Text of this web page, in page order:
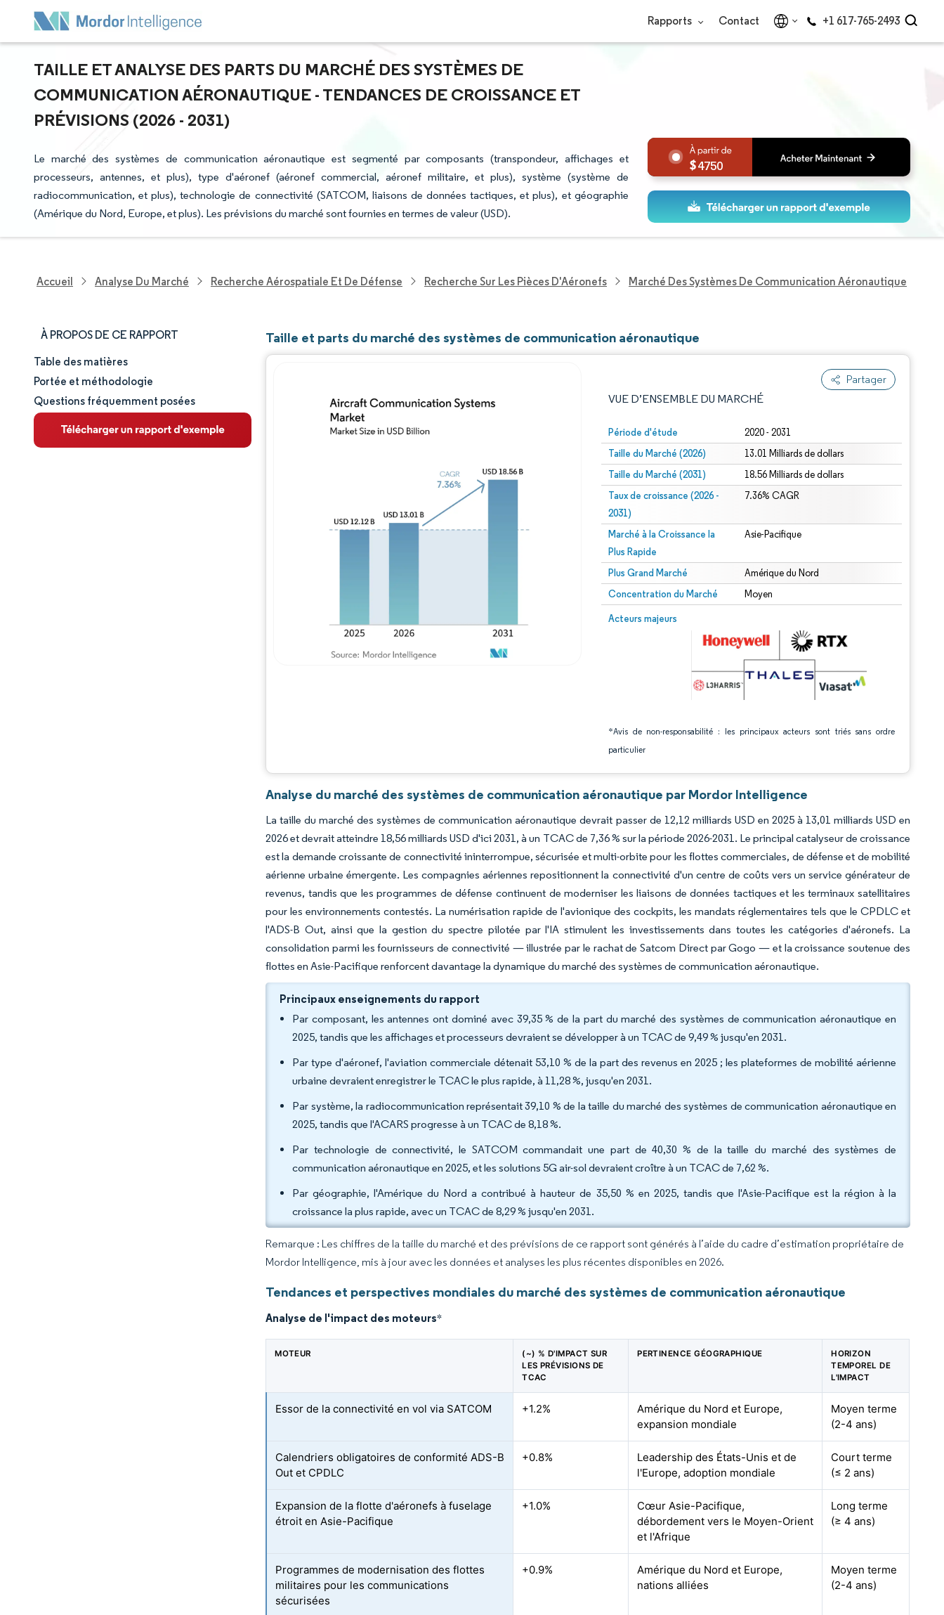
Rapports Contact +1 617-765-2493
TAILLE ET ANALYSE DES PARTS DU MARCHÉ DES SYSTÈMES DE
COMMUNICATION AÉRONAUTIQUE - TENDANCES DE CROISSANCE ET
PRÉVISIONS (2026 - 2031)
Le marché des systèmes de communication aéronautique est segmenté par composants (transpondeur, affichages et
processeurs, antennes, et plus), type d'aéronef (aéronef commercial, aéronef militaire, et plus), système (système de
radiocommunication, et plus), technologie de connectivité (SATCOM, liaisons de données tactiques, et plus), et géographie
(Amérique du Nord, Europe, et plus). Les prévisions du marché sont fournies en termes de valeur (USD).
4750
Accueil Analyse Du Marché Recherche Aérospatiale Et De Défense Recherche Sur Les Pièces D'Aéronefs Marché Des Systèmes De Communication Aéronautique
À PROPOS DE CE RAPPORT
Taille et part de marché
Analyse du marché
Tendances et perspectives
Table des matières
Portée et méthodologie
Questions fréquemment posées
Taille et parts du marché des systèmes de communication aéronautique
Partager
VUE D’ENSEMBLE DU MARCHÉ
Période d'étude 2020 - 2031
Taille du Marché (2026) 13.01 Milliards de dollars
Taille du Marché (2031) 18.56 Milliards de dollars
Taux de croissance (2026 -
2031)
7.36% CAGR
Marché à la Croissance la
Plus Rapide
Asie-Pacifique
Plus Grand Marché Amérique du Nord
Concentration du Marché Moyen
Acteurs majeurs
*Avis de non-responsabilité : les principaux acteurs sont triés sans ordre
particulier
Image © Mordor Intelligence. La réutilisation nécessite une attribution sous CC BY 4.0.
Image © Mordor Intelligence. La réutilisation nécessite une attribution sous CC BY 4.0.
Analyse du marché des systèmes de communication aéronautique par Mordor Intelligence
La taille du marché des systèmes de communication aéronautique devrait passer de 12,12 milliards USD en 2025 à 13,01 milliards USD en
2026 et devrait atteindre 18,56 milliards USD d'ici 2031, à un TCAC de 7,36 % sur la période 2026-2031. Le principal catalyseur de croissance
est la demande croissante de connectivité ininterrompue, sécurisée et multi-orbite pour les flottes commerciales, de défense et de mobilité
aérienne urbaine émergente. Les compagnies aériennes repositionnent la connectivité d'un centre de coûts vers un service générateur de
revenus, tandis que les programmes de défense continuent de moderniser les liaisons de données tactiques et les terminaux satellitaires
pour les environnements contestés. La numérisation rapide de l'avionique des cockpits, les mandats réglementaires tels que le CPDLC et
l'ADS-B Out, ainsi que la gestion du spectre pilotée par l'IA stimulent les investissements dans toutes les catégories d'aéronefs. La
consolidation parmi les fournisseurs de connectivité — illustrée par le rachat de Satcom Direct par Gogo — et la croissance soutenue des
flottes en Asie-Pacifique renforcent davantage la dynamique du marché des systèmes de communication aéronautique.
Principaux enseignements du rapport
Par composant, les antennes ont dominé avec 39,35 % de la part du marché des systèmes de communication aéronautique en
2025, tandis que les affichages et processeurs devraient se développer à un TCAC de 9,49 % jusqu'en 2031.
Par type d'aéronef, l'aviation commerciale détenait 53,10 % de la part des revenus en 2025 ; les plateformes de mobilité aérienne
urbaine devraient enregistrer le TCAC le plus rapide, à 11,28 %, jusqu'en 2031.
Par système, la radiocommunication représentait 39,10 % de la taille du marché des systèmes de communication aéronautique en
2025, tandis que l'ACARS progresse à un TCAC de 8,18 %.
Par technologie de connectivité, le SATCOM commandait une part de 40,30 % de la taille du marché des systèmes de
communication aéronautique en 2025, et les solutions 5G air-sol devraient croître à un TCAC de 7,62 %.
Par géographie, l'Amérique du Nord a contribué à hauteur de 35,50 % en 2025, tandis que l'Asie-Pacifique est la région à la
croissance la plus rapide, avec un TCAC de 8,29 % jusqu'en 2031.
Remarque : Les chiffres de la taille du marché et des prévisions de ce rapport sont générés à l’aide du cadre d’estimation propriétaire de
Mordor Intelligence, mis à jour avec les données et analyses les plus récentes disponibles en 2026.
Tendances et perspectives mondiales du marché des systèmes de communication aéronautique
Analyse de l'impact des moteurs*
MOTEUR
(~) % D'IMPACT SUR
LES PRÉVISIONS DE
TCAC
PERTINENCE GÉOGRAPHIQUE
HORIZON
TEMPOREL DE
L'IMPACT
Essor de la connectivité en vol via SATCOM +1.2%
Amérique du Nord et Europe,
expansion mondiale
Moyen terme
(2-4 ans)
Calendriers obligatoires de conformité ADS-B
Out et CPDLC
+0.8%
Leadership des États-Unis et de
l'Europe, adoption mondiale
Court terme
(≤ 2 ans)
Expansion de la flotte d'aéronefs à fuselage
étroit en Asie-Pacifique
+1.0%
Cœur Asie-Pacifique,
débordement vers le Moyen-Orient
et l'Afrique
Long terme
(≥ 4 ans)
Programmes de modernisation des flottes
militaires pour les communications
sécurisées
+0.9%
Amérique du Nord et Europe,
nations alliées
Moyen terme
(2-4 ans)